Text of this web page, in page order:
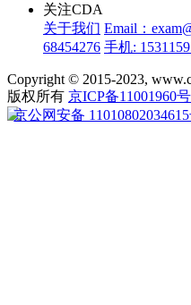
关注CDA
关于我们 Email：
68454276 手机:
Copyright © 2015-2023,
版权所有 京ICP备11001960
京公网安备